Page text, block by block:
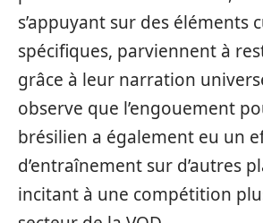
s’appuyant sur des éléments
spécifiques, parviennent à
grâce à leur narration
observe que l’engouement
brésilien a également eu un
d’entraînement sur d’autres
incitant à une compétition